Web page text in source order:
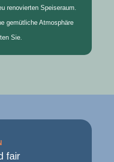
renovierten Speiseraum.
gemütliche Atmosphäre
Sie.
fair